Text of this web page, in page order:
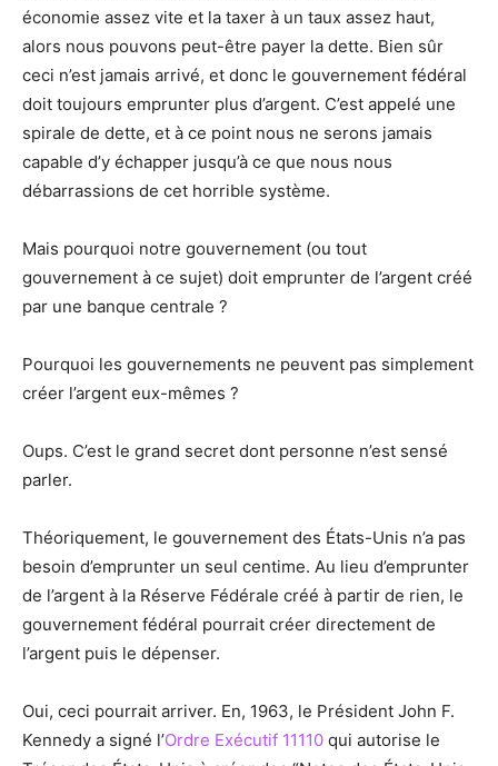
économie assez vite et la taxer à un taux assez haut,
alors nous pouvons peut-être payer la dette. Bien sûr
ceci n’est jamais arrivé, et donc le gouvernement fédéral
doit toujours emprunter plus d’argent. C’est appelé une
spirale de dette, et à ce point nous ne serons jamais
capable d’y échapper jusqu’à ce que nous nous
débarrassions de cet horrible système.
Mais pourquoi notre gouvernement (ou tout
gouvernement à ce sujet) doit emprunter de l’argent créé
par une banque centrale ?
Pourquoi les gouvernements ne peuvent pas simplement
créer l’argent eux-mêmes ?
Oups. C’est le grand secret dont personne n’est sensé
parler.
Théoriquement, le gouvernement des États-Unis n’a pas
besoin d’emprunter un seul centime. Au lieu d’emprunter
de l’argent à la Réserve Fédérale créé à partir de rien, le
gouvernement fédéral pourrait créer directement de
l’argent puis le dépenser.
Oui, ceci pourrait arriver. En, 1963, le Président John F.
Kennedy a signé l’Ordre Exécutif 11110 qui autorise le